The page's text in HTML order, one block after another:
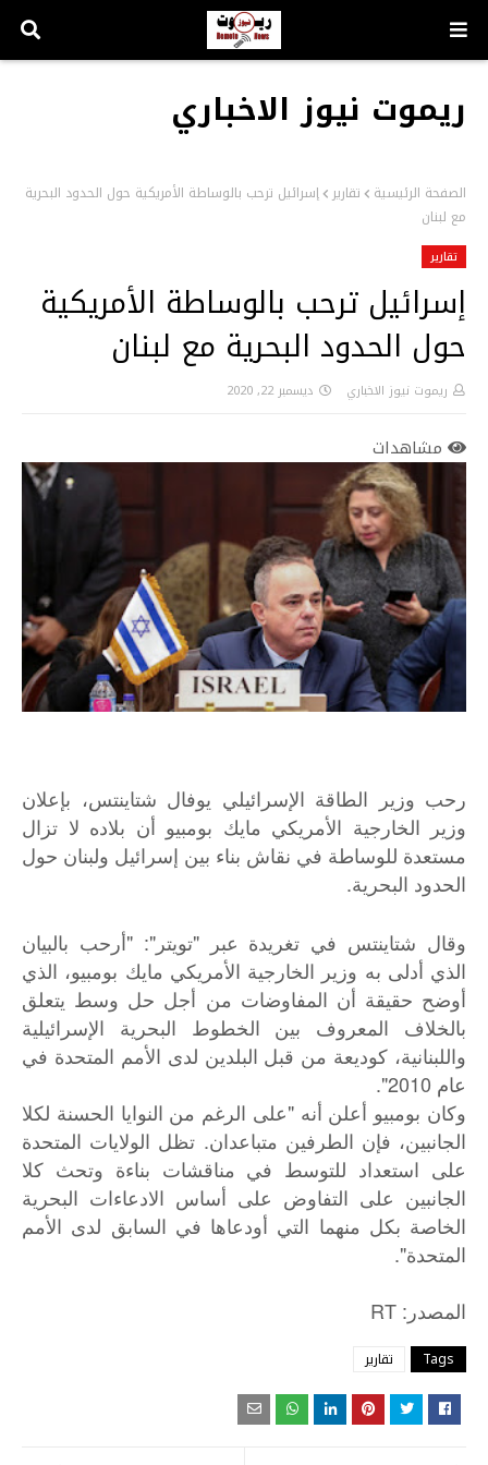
ريموت نيوز الاخباري
الصفحة الرئيسية تقارير إسرائيل ترحب بالوساطة الأمريكية حول الحدود البحرية
مع لبنان
تقارير
إسرائيل ترحب بالوساطة الأمريكية
حول الحدود البحرية مع لبنان
ريموت نيوز الاخباري ديسمبر 22, 2020
مشاهدات
رحب وزير الطاقة الإسرائيلي يوفال شتاينتس، بإعلان
وزير الخارجية الأمريكي مايك بومبيو أن بلاده لا تزال
مستعدة للوساطة في نقاش بناء بين إسرائيل ولبنان حول
الحدود البحرية.
وقال شتاينتس في تغريدة عبر "تويتر": "أرحب بالبيان
الذي أدلى به وزير الخارجية الأمريكي مايك بومبيو، الذي
أوضح حقيقة أن المفاوضات من أجل حل وسط يتعلق
بالخلاف المعروف بين الخطوط البحرية الإسرائيلية
واللبنانية، كوديعة من قبل البلدين لدى الأمم المتحدة في
عام 2010".
وكان بومبيو أعلن أنه "على الرغم من النوايا الحسنة لكلا
الجانبين، فإن الطرفين متباعدان. تظل الولايات المتحدة
على استعداد للتوسط في مناقشات بناءة وتحث كلا
الجانبين على التفاوض على أساس الادعاءات البحرية
الخاصة بكل منهما التي أودعاها في السابق لدى الأمم
المتحدة".
المصدر : RT
Tags تقارير